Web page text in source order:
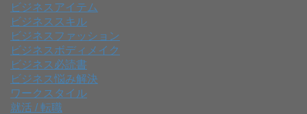
ビジネスアイテム
ビジネススキル
ビジネスファッション
ビジネスボディメイク
ビジネス必読書
ビジネス悩み解決
ワークスタイル
就活 / 転職